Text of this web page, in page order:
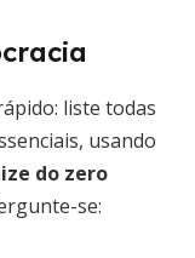
liste todas
usando
do zero
se: